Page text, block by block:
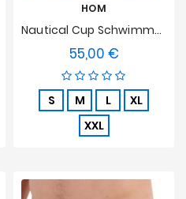
HOM
Nautical Cup Schwimmboxer HOM - Navy
55,00 €Preis
S M L
XL
XXL